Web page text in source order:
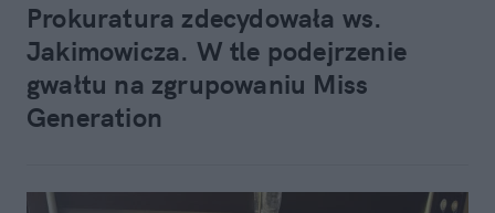
Prokuratura zdecydowała ws.
Jakimowicza. W tle podejrzenie
gwałtu na zgrupowaniu Miss
Generation